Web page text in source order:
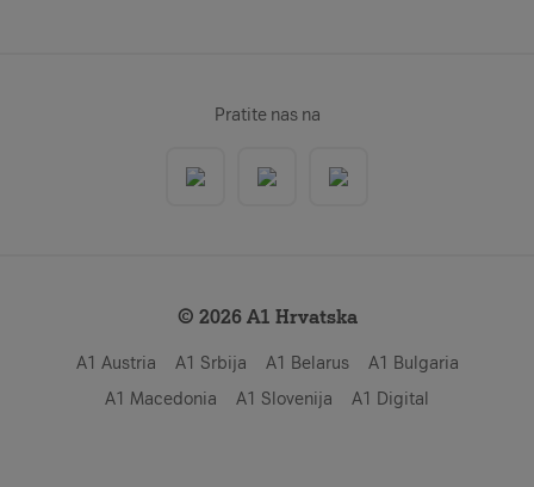
Pratite nas na
© 2026 A1 Hrvatska
A1 Austria A1 Srbija A1 Belarus
A1 Bulgaria
A1 Macedonia
A1 Slovenija A1 Digital